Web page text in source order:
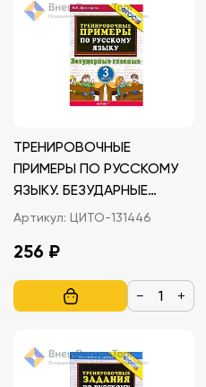
ТРЕНИРОВОЧНЫЕ
ПРИМЕРЫ ПО РУССКОМУ
ЯЗЫКУ. БЕЗУДАРНЫЕ
ГЛАСНЫЕ. 3 КЛАСС. ФГОС
Артикул: ЦИТО-131446
256 ₽
− +